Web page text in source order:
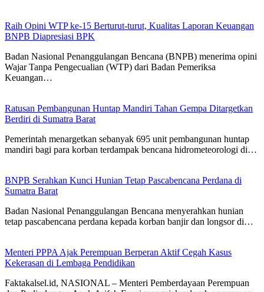
Raih Opini WTP ke-15 Berturut-turut, Kualitas Laporan Keuangan
BNPB Diapresiasi BPK
Badan Nasional Penanggulangan Bencana (BNPB) menerima opini
Wajar Tanpa Pengecualian (WTP) dari Badan Pemeriksa
Keuangan…
Ratusan Pembangunan Huntap Mandiri Tahan Gempa Ditargetkan
Berdiri di Sumatra Barat
Pemerintah menargetkan sebanyak 695 unit pembangunan huntap
mandiri bagi para korban terdampak bencana hidrometeorologi di…
BNPB Serahkan Kunci Hunian Tetap Pascabencana Perdana di
Sumatra Barat
Badan Nasional Penanggulangan Bencana menyerahkan hunian
tetap pascabencana perdana kepada korban banjir dan longsor di…
Menteri PPPA Ajak Perempuan Berperan Aktif Cegah Kasus
Kekerasan di Lembaga Pendidikan
Faktakalsel.id, NASIONAL – Menteri Pemberdayaan Perempuan